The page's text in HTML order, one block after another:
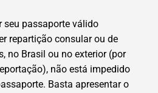
seu passaporte válido
repartição consular ou de
no Brasil ou no exterior (por
não está impedido
Basta apresentar o